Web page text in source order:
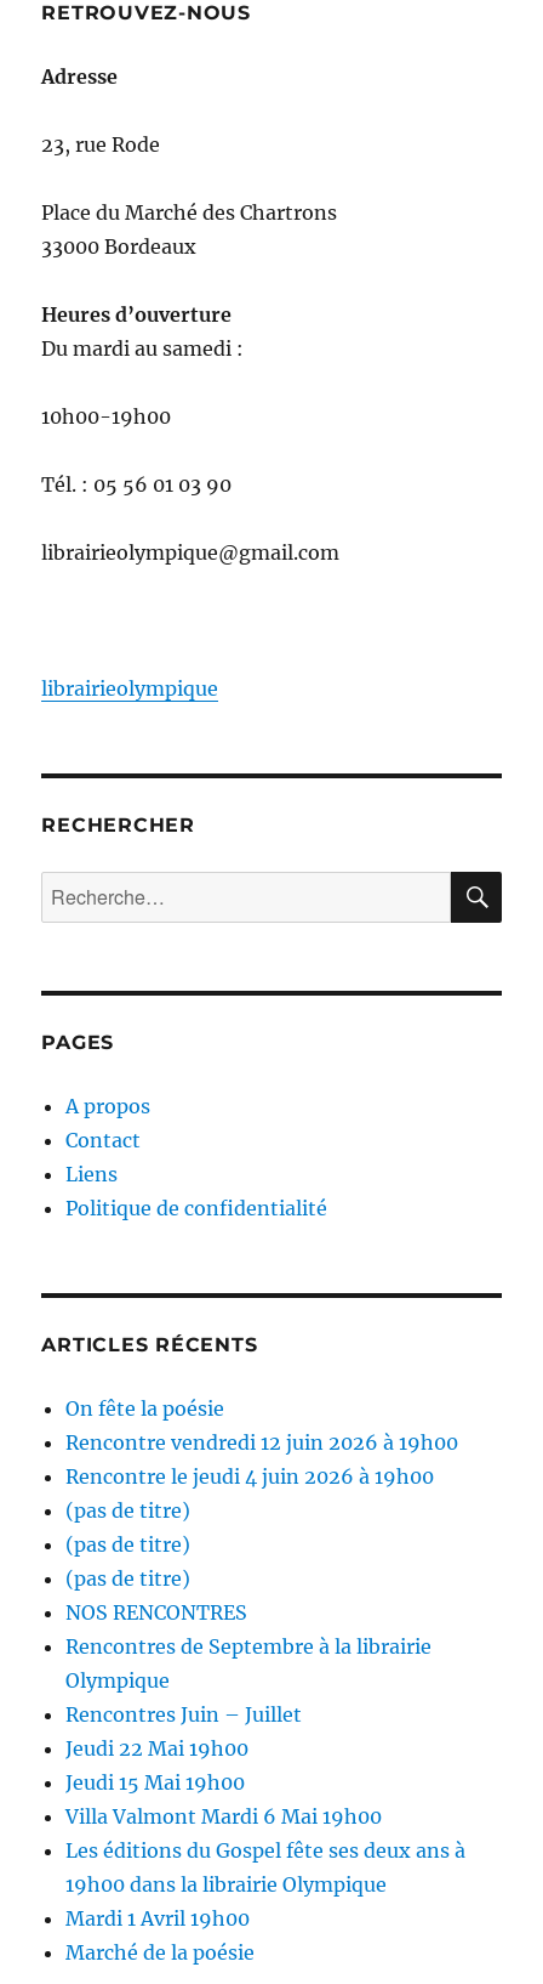
RETROUVEZ-NOUS
Adresse
23, rue Rode
Place du Marché des Chartrons
33000 Bordeaux
Heures d’ouverture
Du mardi au samedi :
10h00-19h00
Tél. : 05 56 01 03 90
librairieolympique@gmail.com
librairieolympique
RECHERCHER
Recherche
pour :
PAGES
A propos
Contact
Liens
Politique de confidentialité
ARTICLES RÉCENTS
On fête la poésie
Rencontre vendredi 12 juin 2026 à 19h00
Rencontre le jeudi 4 juin 2026 à 19h00
(pas de titre)
(pas de titre)
(pas de titre)
NOS RENCONTRES
Rencontres de Septembre à la librairie
Olympique
Rencontres Juin – Juillet
Jeudi 22 Mai 19h00
Jeudi 15 Mai 19h00
Villa Valmont Mardi 6 Mai 19h00
Les éditions du Gospel fête ses deux ans à
19h00 dans la librairie Olympique
Mardi 1 Avril 19h00
Marché de la poésie